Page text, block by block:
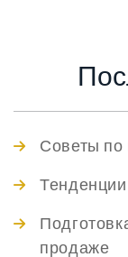
Советы по
продаже